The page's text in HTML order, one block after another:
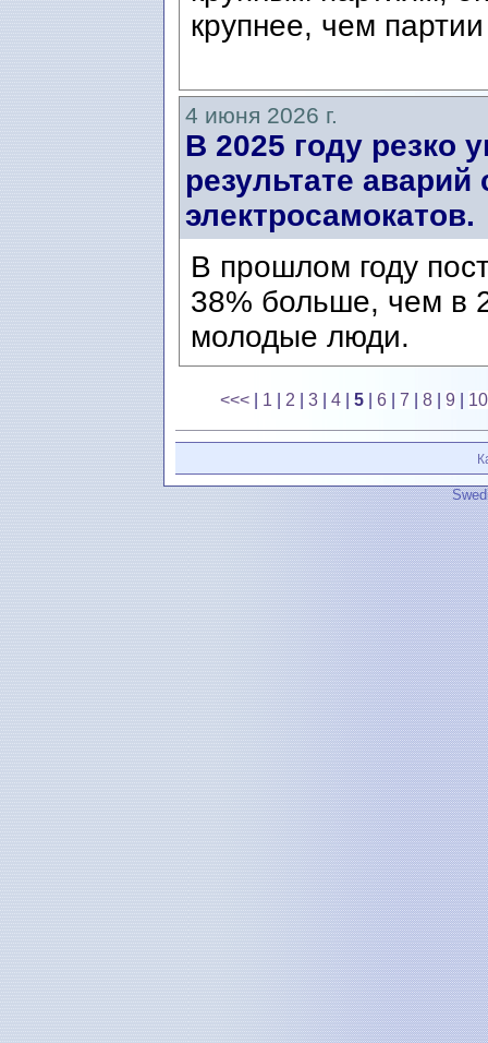
крупнее, чем
4 июня 2026 г.
В 2025 году резко
результате аварий
электросамокатов.
В прошлом году
38% больше, чем в
молодые люди.
<<< 1 2 3 4 5 6 7 8 9 10